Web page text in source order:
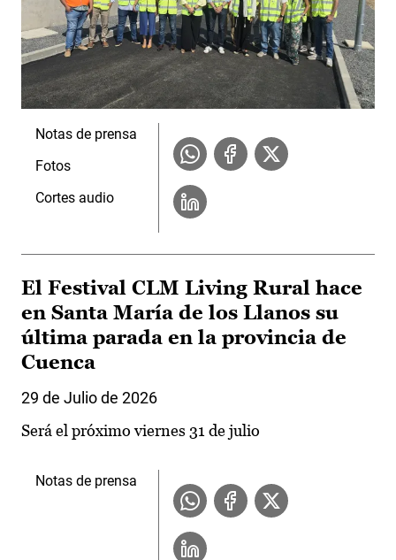
Notas de prensa
Fotos
Cortes audio
El Festival CLM Living Rural hace
en Santa María de los Llanos su
última parada en la provincia de
Cuenca
29 de Julio de 2026
Será el próximo viernes 31 de julio
Notas de prensa